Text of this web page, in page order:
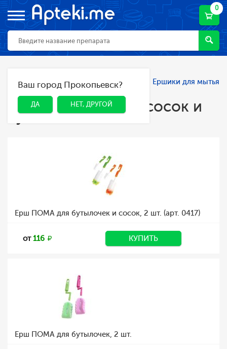
0
ДА НЕТ, ДРУГОЙ
Ваш город Прокопьевск?
ДА НЕТ, ДРУГОЙ
Главная Каталог Мама и малыш
Ершики для мытья
сосок и бутылочек
Ершики для мытья сосок и
бутылочек
Ерш ПОМА для бутылочек и сосок, 2 шт. (арт. 0417)
от116 КУПИТЬ
Ерш ПОМА для бутылочек, 2 шт.